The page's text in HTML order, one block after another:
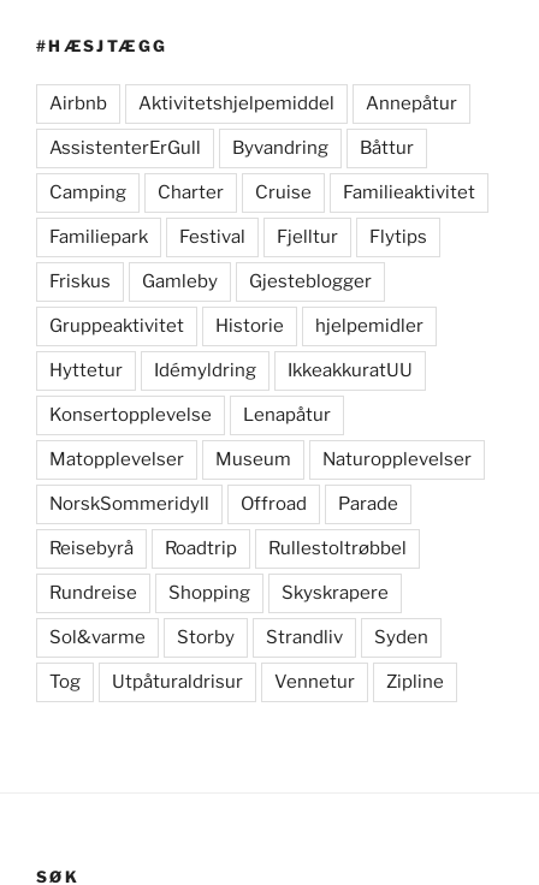
#HÆSJTÆGG
Airbnb Aktivitetshjelpemiddel Annepåtur
AssistenterErGull Byvandring Båttur
Camping Charter Cruise Familieaktivitet
Familiepark Festival Fjelltur Flytips
Friskus Gamleby Gjesteblogger
Gruppeaktivitet Historie hjelpemidler
Hyttetur Idémyldring IkkeakkuratUU
Konsertopplevelse Lenapåtur
Matopplevelser Museum Naturopplevelser
NorskSommeridyll Offroad Parade
Reisebyrå Roadtrip Rullestoltrøbbel
Rundreise Shopping Skyskrapere
Sol&varme Storby Strandliv Syden
Tog Utpåturaldrisur Vennetur Zipline
SØK